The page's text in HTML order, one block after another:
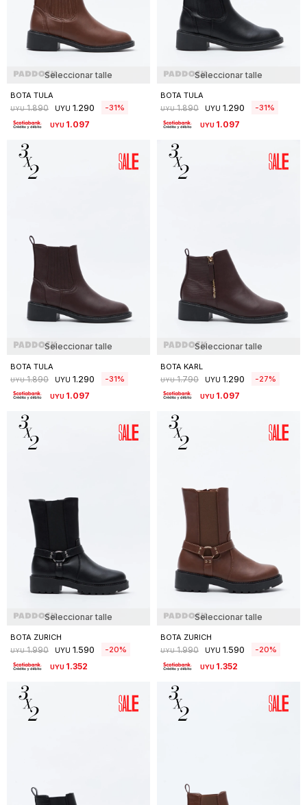
Seleccionar talle
BOTA TULA
UYU 1.890 UYU 1.290 31
UYU 1.097
Seleccionar talle
BOTA TULA
UYU 1.890 UYU 1.290 31
UYU 1.097
Seleccionar talle
BOTA TULA
UYU 1.890 UYU 1.290 31
UYU 1.097
Seleccionar talle
BOTA KARL
UYU 1.790 UYU 1.290 27
UYU 1.097
Seleccionar talle
BOTA ZURICH
UYU 1.990 UYU 1.590 20
UYU 1.352
Seleccionar talle
BOTA ZURICH
UYU 1.990 UYU 1.590 20
UYU 1.352